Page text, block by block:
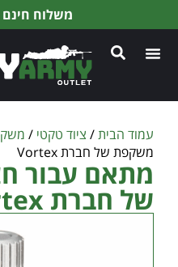
משלוח חינם מעל
עמוד הבית/ ציוד טקטי /
משקפת של חברת Vortex
מתאם עבור
של חברת Vortex